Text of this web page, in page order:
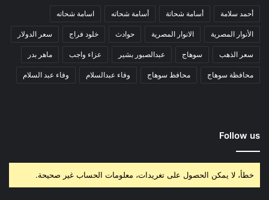
أحمد سلامة أسامة شحاتة أسامة شحاته اسامة شحاته
الأنوار المصرية الانوار المصرية حوادث خلود فراج سعر الدولار
سعر الذهب سوهاج عبدالصبور بشير عزاء واجب ماهر بدر
محافظة سوهاج محافظ سوهاج وفاء عبدالسلام وفاء عبد السلام
Follow us
خطأ، لا يمكن الحصول على تغريدات، معلومات الحساب غير صحيحة.